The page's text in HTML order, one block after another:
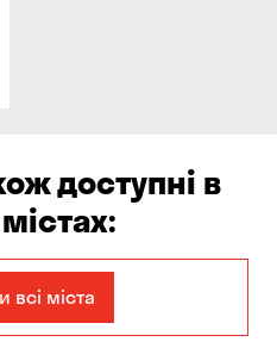
доступні в
Бабурка
всі міста